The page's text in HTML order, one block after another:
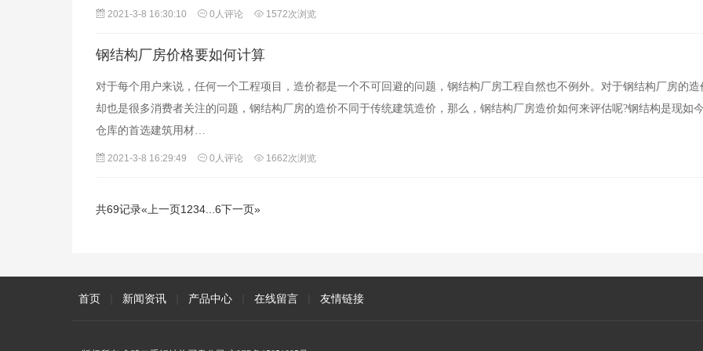
2021-3-8 16:30:10 0人评论 1572次浏览
钢结构厂房价格要如何计算
对于每个用户来说，任何一个工程项目，造价都是一个不可回避的问题，钢结构厂房工程自然也不例外。对于钢结构厂房的造
却也是很多消费者关注的问题，钢结构厂房的造价不同于传统建筑造价，那么，钢结构厂房造价如何来评估呢?钢结构是现如今
仓库的首选建筑用材…
2021-3-8 16:29:49 0人评论 1662次浏览
共69记录«上一页1 234 6下一页»
首页 新闻资讯 产品中心 在线留言 友情链接